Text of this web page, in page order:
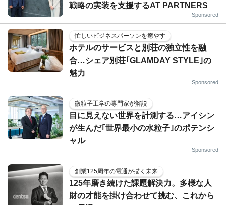
戦略の実装を支援するAT PARTNERS
Sponsored
忙しいビジネスパーソンを癒やす
ホテルのサービスと別荘の独立性を融
合…シェア別荘｢GLAMDAY STYLE｣の
魅力
Sponsored
微粒子工学の専門家が解説
目に見えない世界を計測する…アイシン
が生んだ｢世界最小の水粒子｣のポテンシ
ャル
Sponsored
創業125周年の電通が描く未来
125年磨き続けた課題解決力。多様な人
財の才能を掛け合わせて挑む、これから